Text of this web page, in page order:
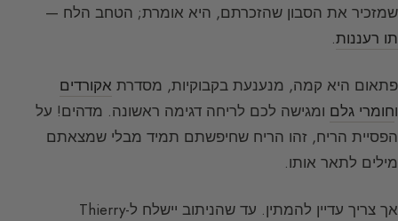
שמזכיר את הסבון שהזכרתם, היא אומרת; הטחב הלח —
תו רעננות.
פתאום היא קמה, מנענעת בקבוקיות, מסדרת אקורדים
וחומרי גלם ומגישה לכם לריחה דגימה ראשונה. מדהים! על
הפסיית הריח, זהו הריח שחיפשתם תמיד מבלי שמצאתם
מילים לתאר אותו.
אך צריך עדיין להמתין. עד שהניתוב יישלח ל-Thierry